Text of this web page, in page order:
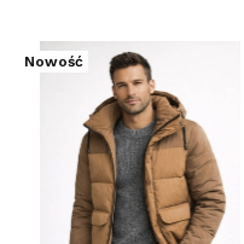
Nowość